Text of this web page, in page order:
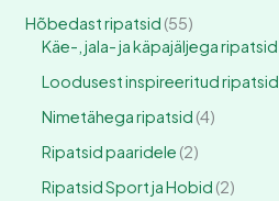
Hõbedast ripatsid 55
Käe-, jala- ja käpajäljega ripatsid
Loodusest inspireeritud ripatsid
Nimetähega ripatsid 4
Ripatsid paaridele 2
Ripatsid Sport ja Hobid 2